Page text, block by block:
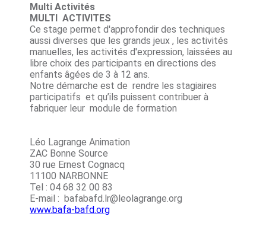
Multi Activités
MULTI ACTIVITES
Ce stage permet d'approfondir des techniques
aussi diverses que les grands jeux , les activités
manuelles, les activités d'expression, laissées au
libre choix des participants en directions des
enfants âgées de 3 à 12 ans.
Notre démarche est de rendre les stagiaires
participatifs et qu’ils puissent contribuer à
fabriquer leur module de formation
Léo Lagrange Animation
ZAC Bonne Source
30 rue Ernest Cognacq
11100 NARBONNE
Tel : 04 68 32 00 83
E-mail : bafabafd.lr@leolagrange.org
www.bafa-bafd.org